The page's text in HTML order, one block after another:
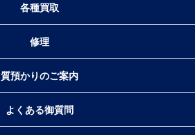
各種買取
修理
質預かりのご案内
よくある御質問